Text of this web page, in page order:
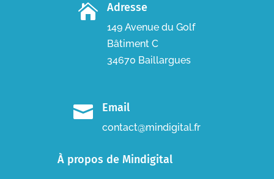
 Adresse
149 Avenue du Golf
Bâtiment C
34670 Baillargues
 Email
contact@mindigital.fr
À propos de Mindigital